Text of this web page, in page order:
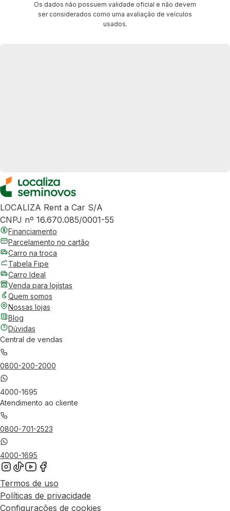
Os dados não possuem validade oficial e não devem
ser considerados como uma avaliação de veículos
usados.
LOCALIZA Rent a Car S/A
CNPJ nº 16.670.085/0001-55
Financiamento
Parcelamento no cartão
Carro na troca
Tabela Fipe
Carro Ideal
Venda para lojistas
Quem somos
Nossas lojas
Blog
Dúvidas
Central de vendas
0800-200-2000
4000-1695
Atendimento ao cliente
0800-701-2523
4000-1695
Termos de uso
Políticas de privacidade
Configurações de cookies